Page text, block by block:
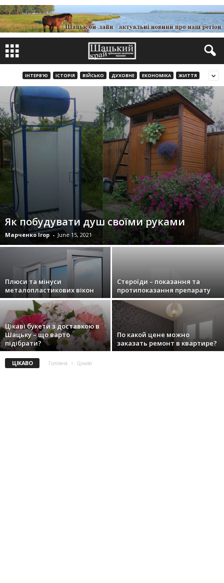
ІНТЕРВ'Ю ІСТОРІЯ ВІЙСЬКО ДУХОВНЕ ЕКОНОМІКА ЖИТТЯ
Як побудувати душ своїми руками
Марченко Ігор - June 15, 2021
Плюси та мінуси
металопластикових вікон
Стероїди – показання та
протипоказання препарату
Цікаві букети з доставкою в
Шацьку – що варто
підібрати?
По какой цене можно
заказать ремонт в квартире?
ЦІКАВО Головна Цікаво